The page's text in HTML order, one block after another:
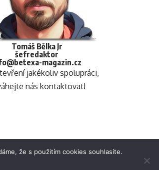
Tomáš Bělka Jr
šefredaktor
magazin.cz
jakékoliv spolupráci,
nás kontaktovat!
že s použitím cookies souhlasíte.